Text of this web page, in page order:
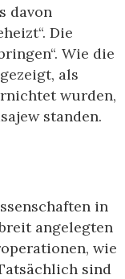
davon
Die
Wie die
als
wurden,
standen.
in
angelegten
wie
sind